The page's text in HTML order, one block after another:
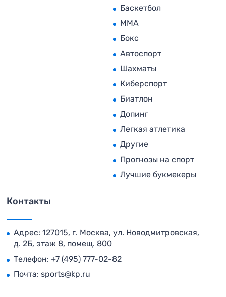
Баскетбол
MMA
Бокс
Автоспорт
Шахматы
Киберспорт
Биатлон
Допинг
Легкая атлетика
Другие
Прогнозы на спорт
Лучшие букмекеры
Контакты
Адрес: 127015, г. Москва, ул. Новодмитровская,
д. 2Б, этаж 8, помещ. 800
Телефон: +7 (495) 777-02-82
Почта: sports@kp.ru